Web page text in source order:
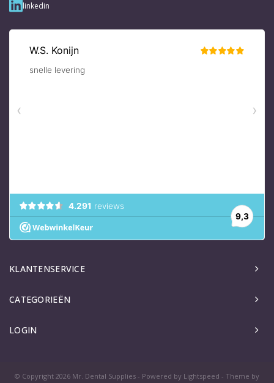
linkedin
KLANTENSERVICE
CATEGORIEËN
LOGIN
© Copyright 2026 Mr. Dental Supplies - Powered by Lightspeed - Theme by